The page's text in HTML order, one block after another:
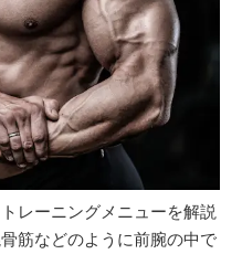
レーニングメニューを解説
筋などのように前腕の中で